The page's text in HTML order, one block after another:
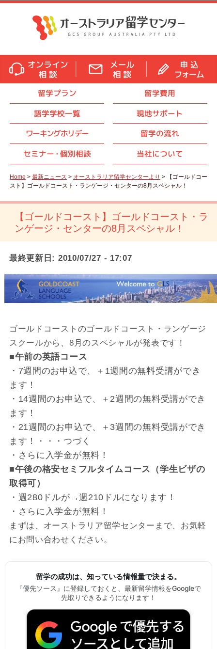
留学プラン
留学費用
語学学校一覧
現地サポート
ワーキングホリデー
留学の流れ
セミナー・ 個別相談 当社について
Home > 最新ニュース > オーストラリア留学センターより > 【ゴールドコー
スト】ゴールドコースト・ランゲージ・センターの8月スペシャル！
【ゴールドコースト】ゴールドコースト・ラ
ンゲージ・センターの8月スペシャル！
最終更新日: 2010/07/27 - 17:07
ゴールドコーストのゴールドコースト・ランゲージ
スクールから、8月のスペシャルが発表です！
■午前の英語コース
・7週間のお申込で、＋1週間の無料受講ができ
ます！
・14週間のお申込で、＋2週間の無料受講ができ
ます！
・21週間のお申込で、＋3週間の無料受講ができ
ます！・・・つづく
・さらに入学金が無料！
■午後の格安セミフルタイムコース（学生ビザの
取得可）
・週280ドルが→週210ドルになります！
・さらに入学金が無料！
まずは、オーストラリア留学センターまで、お気軽
にお問い合わせください。
留学の成功は、知っている情報量で決まる。
『優先ソース』に登録しておくと、最新留学情報をGoogleで
先取りできるようになります！